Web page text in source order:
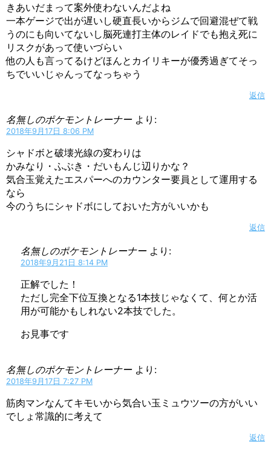
きあいだまって案外使わないんだよね
一本ゲージで出が遅いし硬直長いからジムで回避混ぜて戦
うのにも向いてないし脳死連打主体のレイドでも抱え死に
リスクがあって使いづらい
他の人も言ってるけどほんとカイリキーが優秀過ぎてそっ
ちでいいじゃんってなっちゃう
返信
名無しのポケモントレーナー より:
2018年9月17日 8:06 PM
シャドボと破壊光線の変わりは
かみなり・ふぶき・だいもんじ辺りかな？
気合玉覚えたエスパーへのカウンター要員として運用する
なら
今のうちにシャドボにしておいた方がいいかも
返信
名無しのポケモントレーナー より:
2018年9月21日 8:14 PM
正解でした！
ただし完全下位互換となる1本技じゃなくて、何とか活
用が可能かもしれない2本技でした。
お見事です
名無しのポケモントレーナー より:
2018年9月17日 7:27 PM
筋肉マンなんてキモいから気合い玉ミュウツーの方がいい
でしょ常識的に考えて
返信